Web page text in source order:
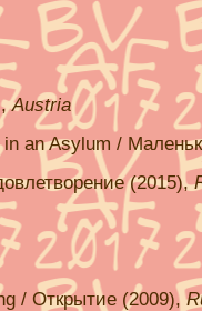
Austria
in an Asylum /
(2015),
/ Открытие (2009),